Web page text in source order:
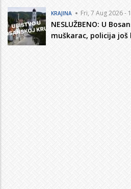
KRAJINA Fri, 7 Aug 2026 -
NESLUŽBENO: U
muškarac, policija još